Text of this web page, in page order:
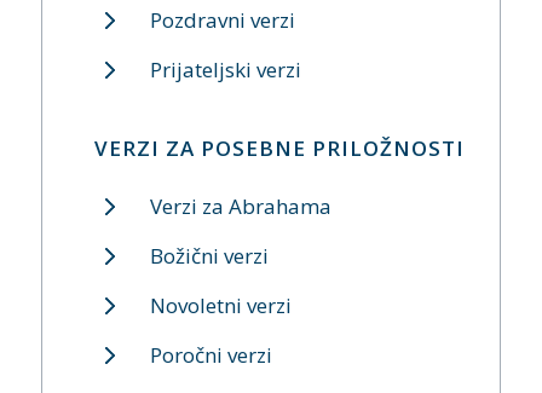
Pozdravni verzi
Prijateljski verzi
VERZI ZA POSEBNE PRILOŽNOSTI
Verzi za Abrahama
Božični verzi
Novoletni verzi
Poročni verzi